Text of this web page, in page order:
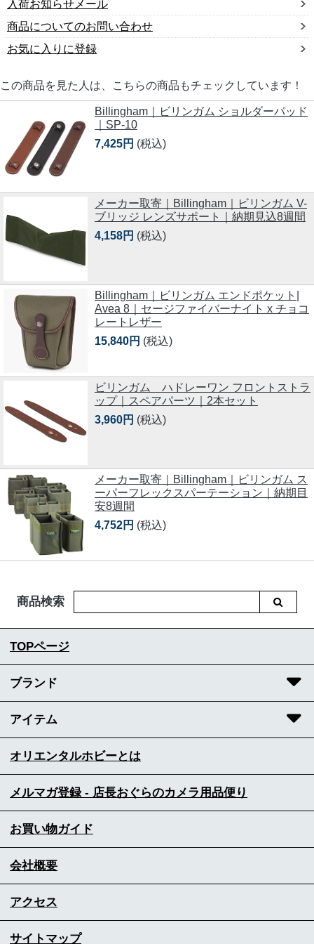
入荷お知らせメール
商品についてのお問い合わせ
お気に入りに登録
この商品を見た人は、こちらの商品もチェックしています！
Billingham｜ビリンガム ショルダーパッド
｜SP-10
7,425円 (税込)
メーカー取寄｜Billingham｜ビリンガム V-
ブリッジ レンズサポート｜納期見込8週間
4,158円 (税込)
Billingham｜ビリンガム エンドポケット|
Avea 8｜セージファイバーナイト x チョコ
レートレザー
15,840円 (税込)
ビリンガム ハドレーワン フロントストラ
ップ｜スペアパーツ｜2本セット
3,960円 (税込)
メーカー取寄｜Billingham｜ビリンガム ス
ーパーフレックスパーテーション｜納期目
安8週間
4,752円 (税込)
商品検索
TOPページ
ブランド
アイテム
オリエンタルホビーとは
メルマガ登録 - 店長おぐらのカメラ用品便り
お買い物ガイド
会社概要
アクセス
サイトマップ